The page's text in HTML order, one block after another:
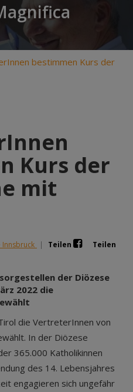
bestimmen Kurs der
Kurs der
mit
Innsbruck | Teilen
Teilen
der Diözese
2022 die
die VertreterInnen von
In der Diözese
365.000 Katholikinnen
des 14. Lebensjahres
engagieren sich ungefähr